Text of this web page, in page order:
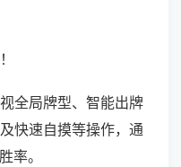
全局牌型、智能出牌
快速自摸等操作，通
率。